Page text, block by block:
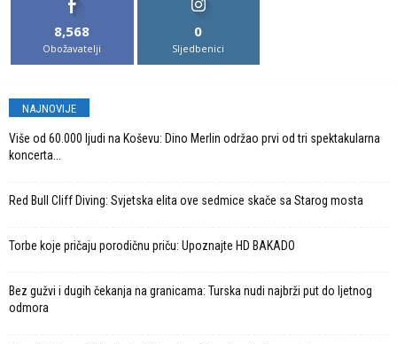
8,568
Obožavatelji
0
Sljedbenici
NAJNOVIJE
Više od 60.000 ljudi na Koševu: Dino Merlin održao prvi od tri spektakularna
koncerta...
Red Bull Cliff Diving: Svjetska elita ove sedmice skače sa Starog mosta
Torbe koje pričaju porodičnu priču: Upoznajte HD BAKADO
Bez gužvi i dugih čekanja na granicama: Turska nudi najbrži put do ljetnog
odmora